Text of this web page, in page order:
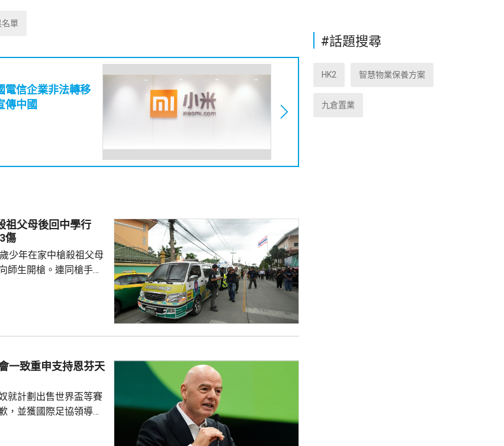
名單
電信企業非法轉移
中國
祖父母後回中學行
傷
少年在家中槍殺祖父母
師生開槍。連同槍手在
先在家中，用祖父的9
行過，亦有人拍到他為
疏散學生，警方圍封校
調查指...
一致重申支持恩芬天
就計劃出售世界盃等賽
，並獲國際足協領導層
#話題搜尋
HK2 智慧物業保養方案
九倉置業